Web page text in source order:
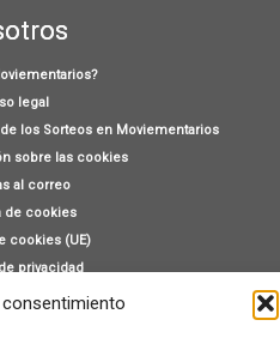
legal
los Sorteos en Moviementarios
sobre las cookies
al correo
de cookies
cookies (UE)
privacidad
con nosotros